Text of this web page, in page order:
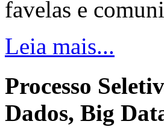
favelas e
Leia mais...
Processo
Dados, Big